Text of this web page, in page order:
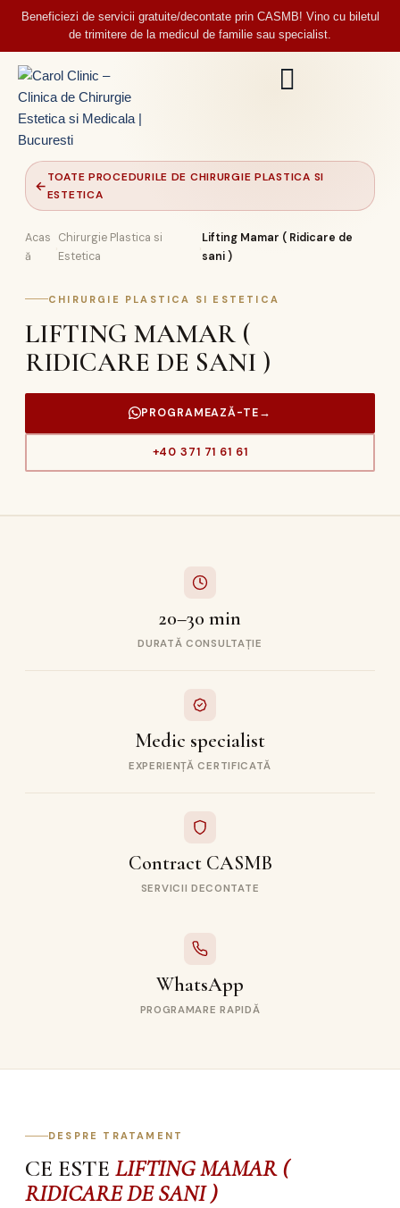
Beneficiezi de servicii gratuite/decontate prin CASMB! Vino cu biletul
de trimitere de la medicul de familie sau specialist.
←
TOATE PROCEDURILE DE CHIRURGIE PLASTICA SI
ESTETICA
Acas
ă
Chirurgie Plastica si
Estetica
Lifting Mamar ( Ridicare de
sani )
CHIRURGIE PLASTICA SI ESTETICA
LIFTING MAMAR (
RIDICARE DE SANI )
PROGRAMEAZĂ-TE→
+40 371 71 61 61
20–30 min
DURATĂ CONSULTAȚIE
Medic specialist
EXPERIENȚĂ CERTIFICATĂ
Contract CASMB
SERVICII DECONTATE
WhatsApp
PROGRAMARE RAPIDĂ
DESPRE TRATAMENT
CE ESTE LIFTING MAMAR (
RIDICARE DE SANI )